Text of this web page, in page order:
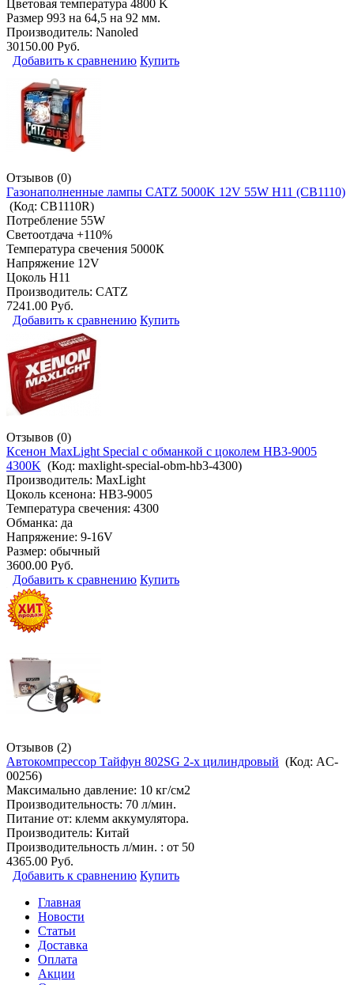
Цветовая температура 4800 K
Размер 993 на 64,5 на 92 мм.
Производитель: Nanoled
30150.00 Руб.
Добавить к сравнению Купить
Отзывов (0)
Газонаполненные лампы CATZ 5000K 12V 55W H11 (CB1110)
(Код: CB1110R)
Потребление 55W
Светоотдача +110%
Температура свечения 5000К
Напряжение 12V
Цоколь H11
Производитель: CATZ
7241.00 Руб.
Добавить к сравнению Купить
Отзывов (0)
Ксенон MaxLight Special с обманкой с цоколем HB3-9005
4300K (Код: maxlight-special-obm-hb3-4300)
Производитель: MaxLight
Цоколь ксенона: HB3-9005
Температура свечения: 4300
Обманка: да
Напряжение: 9-16V
Размер: обычный
3600.00 Руб.
Добавить к сравнению Купить
Отзывов (2)
Автокомпрессор Тайфун 802SG 2-х цилиндровый (Код: AC-
00256)
Максимально давление: 10 кг/см2
Производительность: 70 л/мин.
Питание от: клемм аккумулятора.
Производитель: Китай
Производительность л/мин. : от 50
4365.00 Руб.
Добавить к сравнению Купить
Главная
Новости
Статьи
Доставка
Оплата
Акции